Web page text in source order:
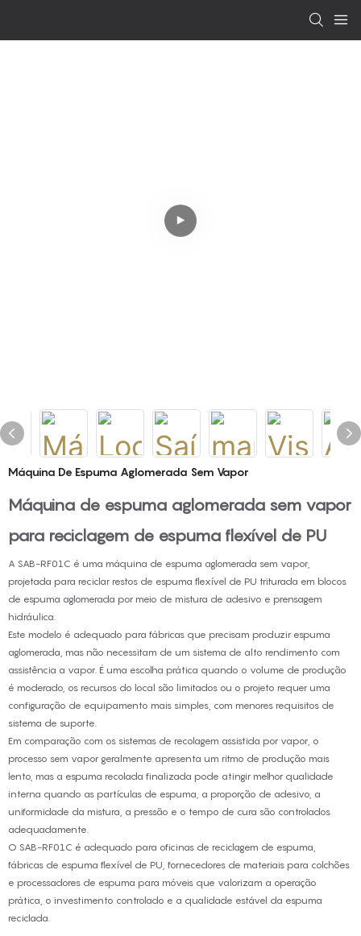
Máquina De Espuma Aglomerada Sem Vapor
Máquina de espuma aglomerada sem vapor
para reciclagem de espuma flexível de PU
A SAB-RF01C é uma máquina de espuma aglomerada sem vapor,
projetada para reciclar restos de espuma flexível de PU triturada em blocos
de espuma aglomerada por meio de mistura de adesivo e prensagem
hidráulica.
Este modelo é adequado para fábricas que precisam produzir espuma
aglomerada, mas não necessitam de um sistema de alto rendimento com
assistência a vapor. É uma escolha prática quando o volume de produção
é moderado, os recursos do local são limitados ou o projeto requer uma
configuração de equipamento mais simples, com menores requisitos de
sistema de suporte.
Em comparação com os sistemas de recolagem assistida por vapor, o
processo sem vapor geralmente apresenta um ritmo de produção mais
lento, mas a espuma recolada finalizada pode atingir melhor qualidade
interna quando as partículas de espuma, a proporção de adesivo, a
uniformidade da mistura, a pressão e o tempo de cura são controlados
adequadamente.
O SAB-RF01C é adequado para oficinas de reciclagem de espuma,
fábricas de espuma flexível de PU, fornecedores de materiais para colchões
e processadores de espuma para móveis que valorizam a operação
prática, o investimento controlado e a qualidade estável da espuma
reciclada.